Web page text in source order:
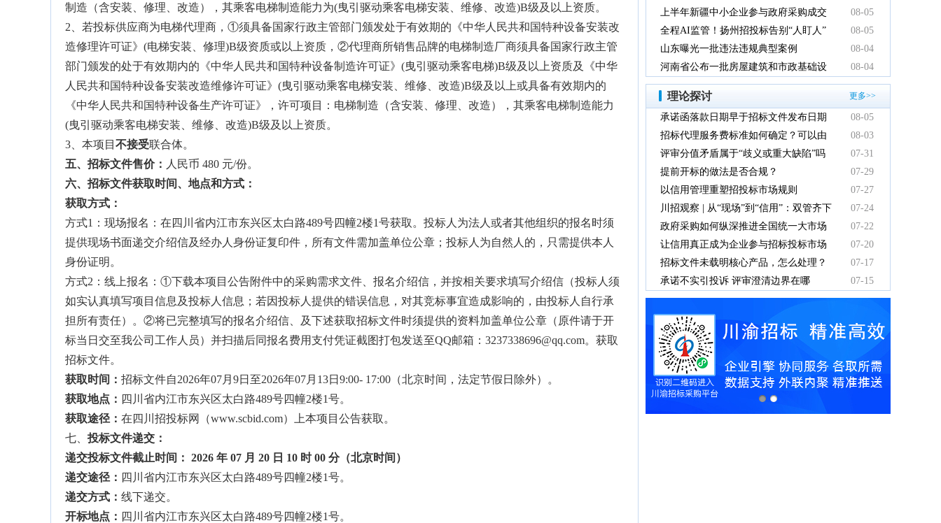
制造（含安装、修理、改造），其乘客电梯制造能力为(曳引驱动乘客电梯安装、维修、改造)B级及以上资质。
2、若投标供应商为电梯代理商，①须具备国家行政主管部门颁发处于有效期的《中华人民共和国特种设备安装改
造修理许可证》(电梯安装、修理)B级资质或以上资质，②代理商所销售品牌的电梯制造厂商须具备国家行政主管
部门颁发的处于有效期内的《中华人民共和国特种设备制造许可证》(曳引驱动乘客电梯)B级及以上资质及《中华
人民共和国特种设备安装改造维修许可证》(曳引驱动乘客电梯安装、维修、改造)B级及以上或具备有效期内的
《中华人民共和国特种设备生产许可证》，许可项目：电梯制造（含安装、修理、改造），其乘客电梯制造能力
(曳引驱动乘客电梯安装、维修、改造)B级及以上资质。
3、本项目 不接受联合体。
五、 招标文件售价： 人民币 480 元/份。
六、 招标文件获取时间、地点和方式 ：
获取方式：
方式1：现场报名：在四川省内江市东兴区太白路489号四幢2楼1号获取。投标人为法人或者其他组织的报名时须
提供现场书面递交介绍信及经办人身份证复印件，所有文件需加盖单位公章；投标人为自然人的，只需提供本人
身份证明。
方式2：线上报名：①下载本项目公告附件中的采购需求文件、报名介绍信，并按相关要求填写介绍信（投标人须
如实认真填写项目信息及投标人信息；若因投标人提供的错误信息，对其竞标事宜造成影响的，由投标人自行承
担所有责任）。②将已完整填写的报名介绍信、及下述获取招标文件时须提供的资料加盖单位公章（原件请于开
标当日交至我公司工作人员）并扫描后同报名费用支付凭证截图打包发送至QQ邮箱：3237338696@qq.com。获取
招标文件。
获取时间： 招标文件自2026年07月9日至2026年07月13日9:00- 17:00（北京时间，法定节假日除外）。
获取地点： 四川省内江市东兴区太白路489号四幢2楼1号。
获取途径： 在四川招投标网（www.scbid.com）上本项目公告获取。
七、 投标文件递交：
递交投标文件截止时间： 2026 年 07 月 20 日 10 时 00 分（北京时间）
递交途径： 四川省内江市东兴区太白路489号四幢2楼1号。
递交方式： 线下递交。
开标地点： 四川省内江市东兴区太白路489号四幢2楼1号。
落地
上半年新疆中小企业参与政府采购成交
额创新高
08-05
全程AI监管！扬州招投标告别“人盯人”
08-05
山东曝光一批违法违规典型案例
08-04
河南省公布一批房屋建筑和市政基础设
施工程招标投标违法违规典型案例
08-04
理论探讨 更多>>
承诺函落款日期早于招标文件发布日期
有效吗
08-05
招标代理服务费标准如何确定？可以由
中标人支付吗？
08-03
评审分值矛盾属于“歧义或重大缺陷”吗
07-31
提前开标的做法是否合规？
07-29
以信用管理重塑招投标市场规则
07-27
川招观察 | 从“现场”到“信用”：双管齐下
重塑招投标新秩序
07-24
政府采购如何纵深推进全国统一大市场
建设
07-22
让信用真正成为企业参与招标投标市场
竞争的“通行证”
07-20
招标文件未载明核心产品，怎么处理？
07-17
承诺不实引投诉 评审澄清边界在哪
07-15